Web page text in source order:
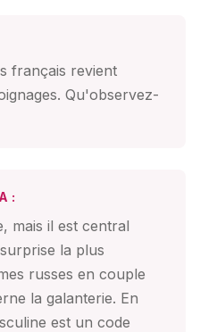
français revient
Qu'observez-
:
mais il est central
la plus
russes en couple
la galanterie. En
est un code